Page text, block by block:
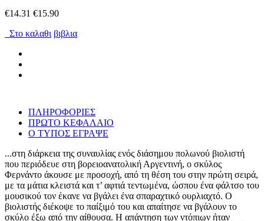
€14.31 €15.90
Στο καλαθι βιβλια
ΠΛΗΡΟΦΟΡΙΕΣ
ΠΡΩΤΟ ΚΕΦΑΛΑΙΟ
Ο ΤΥΠΟΣ ΕΓΡΑΨΕ
...στη διάρκεια της συναυλίας ενός διάσημου πολωνού βιολιστή
που περιόδευε στη βορειοανατολική Αργεντινή, ο σκύλος
Φερνάντο άκουσε με προσοχή, από τη θέση του στην πρώτη σειρά,
με τα μάτια κλειστά και τ’ αφτιά τεντωμένα, ώσπου ένα φάλτσο του
μουσικού τον έκανε να βγάλει ένα σπαραχτικό ουρλιαχτό. Ο
βιολιστής διέκοψε το παίξιμό του και απαίτησε να βγάλουν το
σκύλο έξω από την αίθουσα. Η απάντηση των ντόπιων ήταν